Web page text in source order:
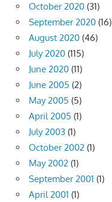
October 2020 (31)
September 2020 (16)
August 2020 (46)
July 2020 (115)
June 2020 (11)
June 2005 (2)
May 2005 (5)
April 2005 (1)
July 2003 (1)
October 2002 (1)
May 2002 (1)
September 2001 (1)
April 2001 (1)